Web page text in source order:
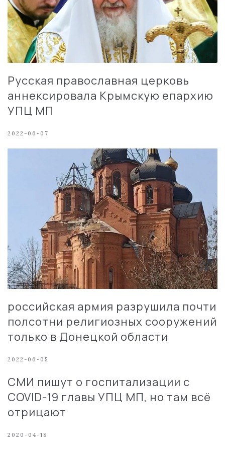
Русская православная церковь
аннексировала Крымскую епархию
УПЦ МП
2022-06-07
российская армия разрушила почти
полсотни религиозных сооружений
только в Донецкой области
2022-06-05
СМИ пишут о госпитализации с
COVID-19 главы УПЦ МП, но там всё
отрицают
2020-04-18